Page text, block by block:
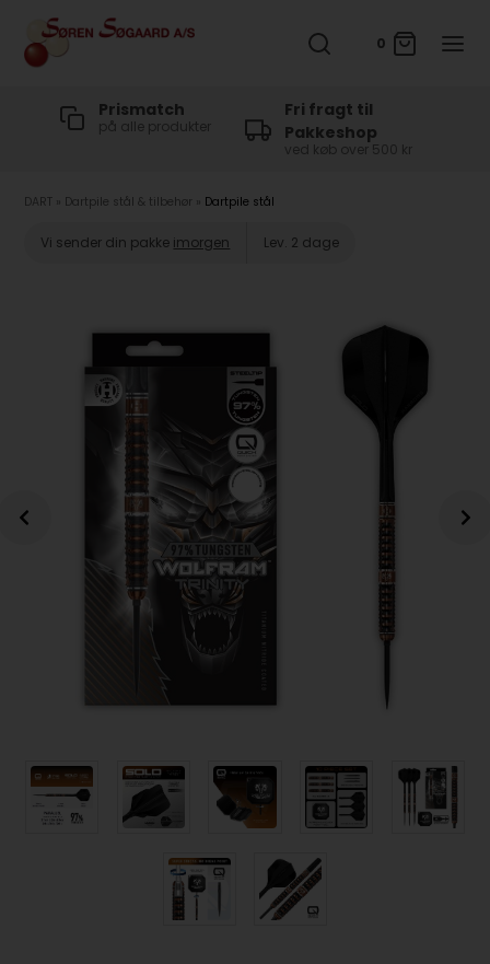
0
Prismatch
på alle produkter
Fri fragt til
Pakkeshop
ved køb over 500 kr
DART Dartpile stål & tilbehør Dartpile stål
Vi sender din pakke imorgen Lev. 2 dage